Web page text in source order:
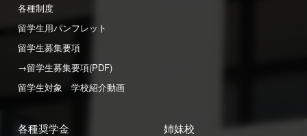
各種制度
留学生用パンフレット
留学生募集要項
→留学生募集要項(PDF)
留学生対象 学校紹介動画
各種奨学金 姉妹校